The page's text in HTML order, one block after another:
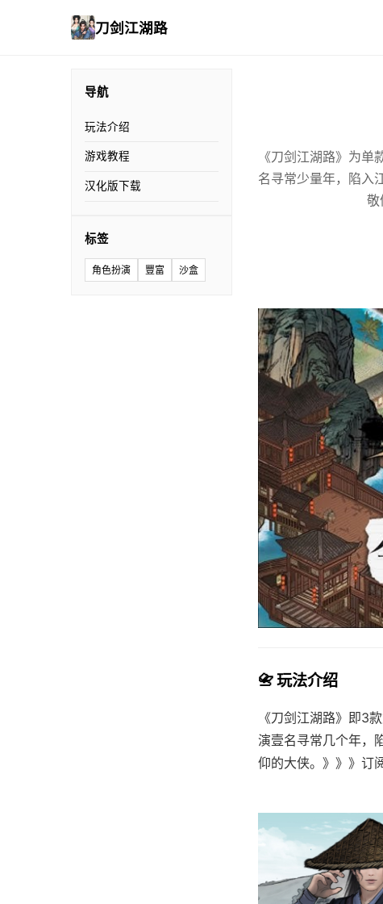
刀剑江湖路
导航
玩法介绍
游戏教程
汉化版下载
标签
角色扮演 豐富 沙盒
《刀剑江湖路》为
名寻常少量年，陷入
敬
📇 玩法介绍
《刀剑江湖路》即3
演壹名寻常几个年，
仰的大侠。》》》订